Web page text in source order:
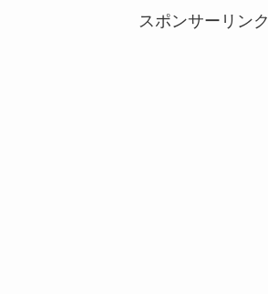
スポンサーリンク